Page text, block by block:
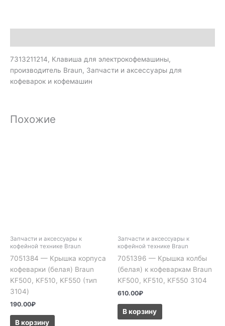
7313211214, Клавиша для электрокофемашины,
производитель Braun, Запчасти и аксессуары для
кофеварок и кофемашин
Похожие
Запчасти и аксессуары к
кофейной технике Braun
7051384 — Крышка корпуса
кофеварки (белая) Braun
KF500, KF510, KF550 (тип
3104)
190.00₽
В корзину
Запчасти и аксессуары к
кофейной технике Braun
7051396 — Крышка колбы
(белая) к кофеваркам Braun
KF500, KF510, KF550 3104
610.00₽
В корзину